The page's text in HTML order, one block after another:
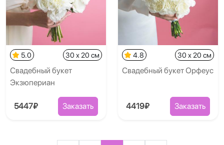
5.0 30 x 20 см
Свадебный букет
Экзюпериан
5447₽ Заказать
4.8 30 x 20 см
Свадебный букет Орфеус
4419₽ Заказать